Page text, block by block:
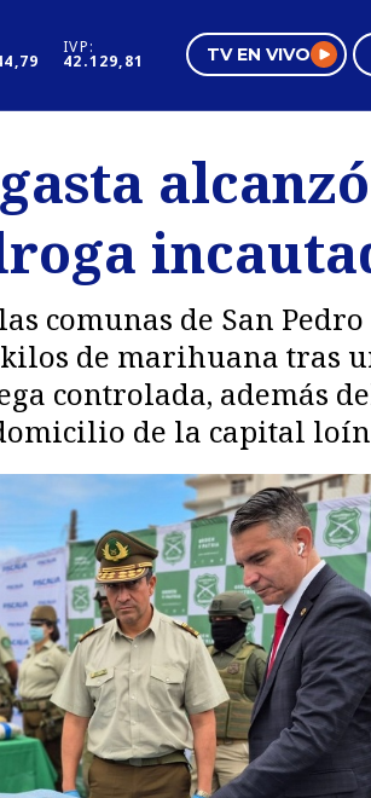
IVP:
42.129,81 TV EN VIVO
Negocios
Pura Mujer
comunas de San
de marihuana tras
controlada, además
de la capital